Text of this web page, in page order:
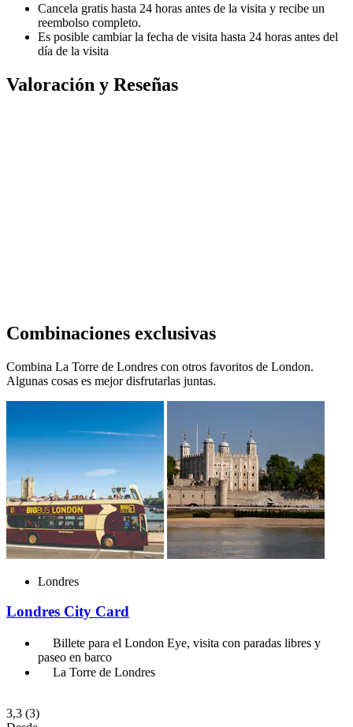
Cancela gratis hasta 24 horas antes de la visita y recibe un
reembolso completo.
Es posible cambiar la fecha de visita hasta 24 horas antes del
día de la visita
Valoración y Reseñas
Combinaciones exclusivas
Combina La Torre de Londres con otros favoritos de London.
Algunas cosas es mejor disfrutarlas juntas.
Londres
Londres City Card
Billete para el London Eye, visita con paradas libres y
paseo en barco
La Torre de Londres
3,3 (3)